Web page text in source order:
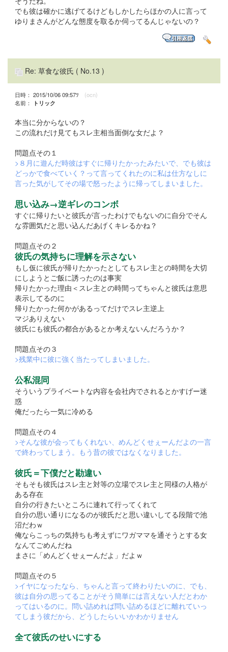
でも彼は確かに逃げてるけどもしかしたらほかの人に言って
ゆりまさんがどんな態度を取るか伺ってるんじゃないの？
Re: 草食な彼氏 ( No.13 )
日時： 2015/10/06 09:57ﾂ (ocn)
名前：
トリック
本当に分からないの？
この流れだけ見てもスレ主相当面倒な女だよ？
問題点その１
>８月に遊んだ時彼はすぐに帰りたかったみたいで、でも彼は
どっかで食べていく？って言ってくれたのに私は仕方なしに
言った気がしてその場で怒ったように帰ってしまいました。
思い込み→逆ギレのコンボ
すぐに帰りたいと彼氏が言ったわけでもないのに自分でそん
な雰囲気だと思い込んだあげくキレるかね？
問題点その２
彼氏の気持ちに理解を示さない
もし仮に彼氏が帰りたかったとしてもスレ主との時間を大切
にしようとご飯に誘ったのは事実
帰りたかった理由＜スレ主との時間ってちゃんと彼氏は意思
表示してるのに
帰りたかった何かがあるってだけでスレ主逆上
マジありえない
彼氏にも彼氏の都合があるとか考えないんだろうか？
問題点その３
>残業中に彼に強く当たってしまいました。
公私混同
そういうプライベートな内容を会社内でされるとかすげー迷
惑
俺だったら一気に冷める
問題点その４
>そんな彼が会ってもくれない、めんどくせぇーんだよの一言
で終わってしまう。もう昔の彼ではなくなりました。
彼氏＝下僕だと勘違い
そもそも彼氏はスレ主と対等の立場でスレ主と同様の人格が
ある存在
自分の行きたいところに連れて行ってくれて
自分の思い通りになるのが彼氏だと思い違いしてる段階で池
沼だわｗ
俺ならこっちの気持ちも考えずにワガママを通そうとする女
なんてごめんだね
まさに「めんどくせぇーんだよ」だよｗ
問題点その５
>イヤになったなら、ちゃんと言って終わりたいのに、でも、
彼は自分の思ってることがそう簡単には言えない人だとわか
ってはいるのに。問い詰めれば問い詰めるほどに離れていっ
てしまう彼だから、どうしたらいいかわかりません
全て彼氏のせいにする